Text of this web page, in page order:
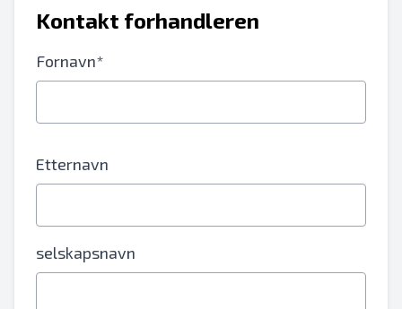
Kontakt forhandleren
Fornavn*
Etternavn
selskapsnavn